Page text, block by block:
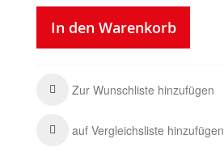
In den Warenkorb
Zur Wunschliste hinzufügen
auf Vergleichsliste hinzufügen